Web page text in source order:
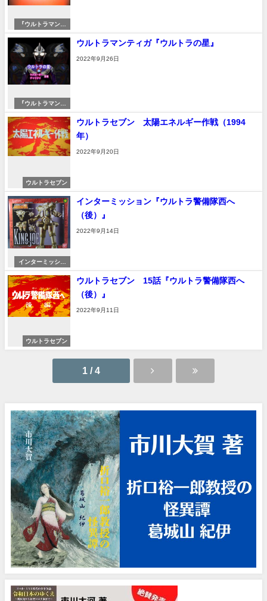
『ウルトラマンテ
ィガ』『ウルトラ
の星』
『ウルトラマンテ
ィガ』『ウルトラ
の星』
ウルトラマンティガ『ウルトラの星』
2022年9月26日
ウルトラセブン
ウルトラセブン 太陽エネルギー作戦（1994
年）
2022年9月20日
インターミッショ
ン
インターミッション『ウルトラ警備隊西へ
（後）』
2022年9月14日
ウルトラセブン
ウルトラセブン 15話『ウルトラ警備隊西へ
（後）』
2022年9月11日
1 / 4